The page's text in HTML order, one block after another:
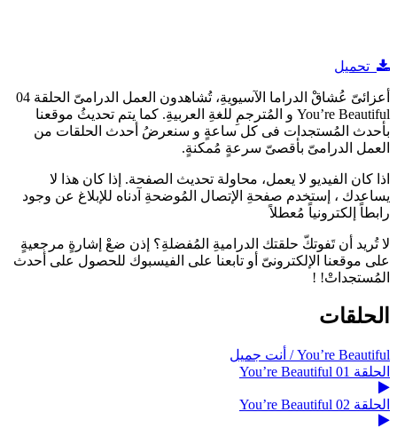
تحميل
أعزائىّ عُشاقْ الدراما الآسيويةِ، تُشاهدون العمل الدرامىّ الحلقة 04
You’re Beautiful و المُترجمِ للغةِ العربيةِ. كما يتم تحديثُ موقعنا
بأحدث المُستجدات فى كل ساعةٍ و سنعرضُ أحدث الحلقات من
العمل الدرامىّ بأقصىّ سرعةٍ مُمكنةٍ.
اذا كان الفيديو لا يعمل، محاولة تحديث الصفحة. إذا كان هذا لا
يساعدك ، إستخدم صفحةِ الإتصال المُوضحةِ آدناه للإبلاغ عن وجود
رابطاً إلكترونياً مُعطلاً
لا تُريد أن تَفوتكّ حلقتك الدراميةِ المُفضلةِ؟ إذن ضعْ إشارةٍ مرجعيةٍ
على موقعنا الإلكترونىّ أو تابعنا على الفيسبوك للحصول على أحدث
المُستجداتْ! !
الحلقات
You’re Beautiful / أنت جميل
الحلقة 01 You’re Beautiful
الحلقة 02 You’re Beautiful